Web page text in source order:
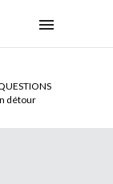
QUESTIONS
un détour
: